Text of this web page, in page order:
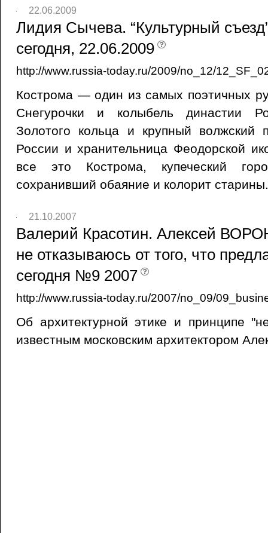
22.06.2009
Лидия Сычева. “Культурный
сегодня, 22.06.2009
http://www.russia-today.ru/2009/no_12/
Кострома — один из самых поэтичных
Снегурочки и колыбель династии
Золотого кольца и крупный волжский
России и хранительница Феодорской
все это Кострома, купеческий
сохранивший обаяние и колорит старины.
21.10.2007
Валерий Красотин. Алексей
не отказываюсь от того, что
сегодня №9 2007
http://www.russia-today.ru/2007/no_09/
Об архитектурной этике и принципе
известным московским архитектором